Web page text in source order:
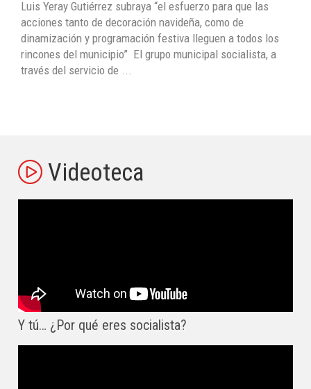
Luis Yeray Gutiérrez subraya “el esfuerzo para que las
acciones tanto de decoración navideña, como de
dinamización y programación festiva lleguen a todos los
rincones del municipio” El grupo municipal socialista, a
través del servicio de ...
Videoteca
Y tú… ¿Por qué eres socialista?